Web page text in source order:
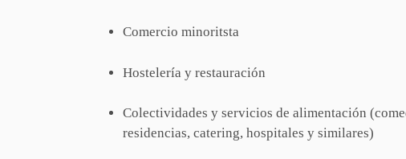
Comercio minoritsta
Hostelería y restauración
Colectividades y servicios de alimentación
residencias, catering, hospitales y similares)